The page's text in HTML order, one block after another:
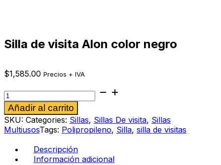
Silla de visita Alon color negro
$1,585.00 Precios + IVA
Silla
de
visita
Alon
color
negro
Añadir al carrito
SKU: Categories: Sillas, Sillas De visita, Sillas
MultiusosTags: Polipropileno, Silla, silla de visitas
Descripción
Información adicional